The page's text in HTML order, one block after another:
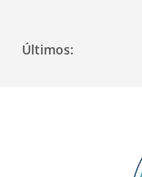
Últimos: